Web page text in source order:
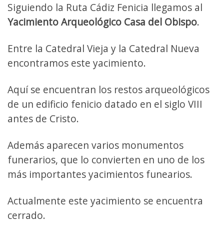
Siguiendo la Ruta Cádiz Fenicia llegamos al
Yacimiento Arqueológico Casa del Obispo.
Entre la Catedral Vieja y la Catedral Nueva
encontramos este yacimiento.
Aquí se encuentran los restos arqueológicos
de un edificio fenicio datado en el siglo VIII
antes de Cristo.
Además aparecen varios monumentos
funerarios, que lo convierten en uno de los
más importantes yacimientos funearios.
Actualmente este yacimiento se encuentra
cerrado.